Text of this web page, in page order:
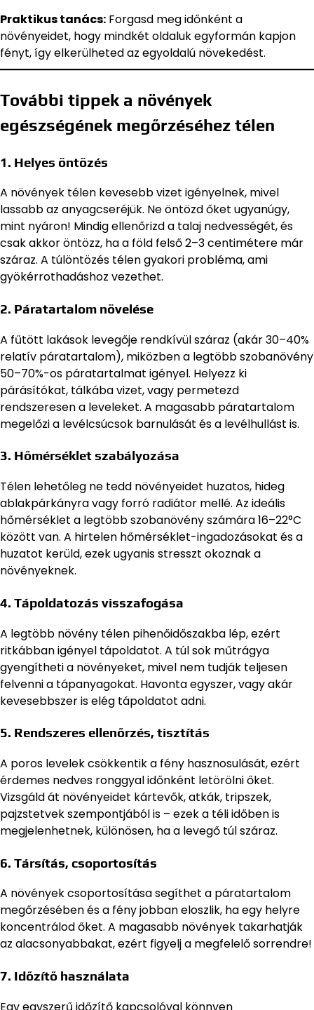
Praktikus tanács: Forgasd meg időnként a
növényeidet, hogy mindkét oldaluk egyformán kapjon
fényt, így elkerülheted az egyoldalú növekedést.
További tippek a növények
egészségének megőrzéséhez télen
1. Helyes öntözés
A növények télen kevesebb vizet igényelnek, mivel
lassabb az anyagcseréjük. Ne öntözd őket ugyanúgy,
mint nyáron! Mindig ellenőrizd a talaj nedvességét, és
csak akkor öntözz, ha a föld felső 2–3 centimétere már
száraz. A túlöntözés télen gyakori probléma, ami
gyökérrothadáshoz vezethet.
2. Páratartalom növelése
A fűtött lakások levegője rendkívül száraz (akár 30–40%
relatív páratartalom), miközben a legtöbb szobanövény
50–70%-os páratartalmat igényel. Helyezz ki
párásítókat, tálkába vizet, vagy permetezd
rendszeresen a leveleket. A magasabb páratartalom
megelőzi a levélcsúcsok barnulását és a levélhullást is.
3. Hőmérséklet szabályozása
Télen lehetőleg ne tedd növényeidet huzatos, hideg
ablakpárkányra vagy forró radiátor mellé. Az ideális
hőmérséklet a legtöbb szobanövény számára 16–22°C
között van. A hirtelen hőmérséklet-ingadozásokat és a
huzatot kerüld, ezek ugyanis stresszt okoznak a
növényeknek.
4. Tápoldatozás visszafogása
A legtöbb növény télen pihenőidőszakba lép, ezért
ritkábban igényel tápoldatot. A túl sok műtrágya
gyengítheti a növényeket, mivel nem tudják teljesen
felvenni a tápanyagokat. Havonta egyszer, vagy akár
kevesebbszer is elég tápoldatot adni.
5. Rendszeres ellenőrzés, tisztítás
A poros levelek csökkentik a fény hasznosulását, ezért
érdemes nedves ronggyal időnként letörölni őket.
Vizsgáld át növényeidet kártevők, atkák, tripszek,
pajzstetvek szempontjából is – ezek a téli időben is
megjelenhetnek, különösen, ha a levegő túl száraz.
6. Társítás, csoportosítás
A növények csoportosítása segíthet a páratartalom
megőrzésében és a fény jobban eloszlik, ha egy helyre
koncentrálod őket. A magasabb növények takarhatják
az alacsonyabbakat, ezért figyelj a megfelelő sorrendre!
7. Időzítő használata